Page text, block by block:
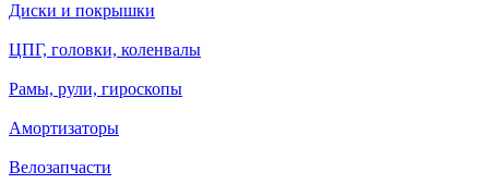
Диски и покрышки
ЦПГ, головки, коленвалы
Рамы, рули, гироскопы
Амортизаторы
Велозапчасти